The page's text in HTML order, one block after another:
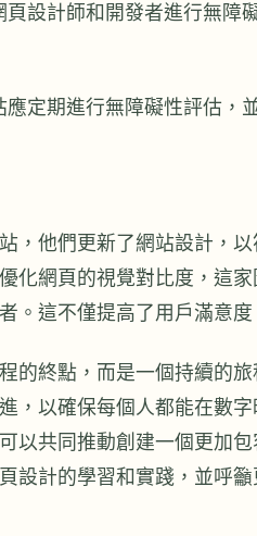
頁設計師和開發者進行無障
應定期進行無障礙性評估，
，他們更新了網站設計，
化網頁的視覺對比度，這
。這不僅提高了用戶滿意
的終點，而是一個持續的
，以確保每個人都能在數
以共同推動創建一個更加
設計的學習和實踐，並呼